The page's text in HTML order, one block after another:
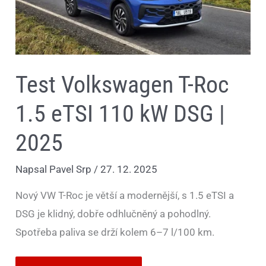
Test Volkswagen T-Roc
1.5 eTSI 110 kW DSG |
2025
Napsal Pavel Srp /27. 12. 2025
Nový VW T-Roc je větší a modernější, s 1.5 eTSI a
DSG je klidný, dobře odhlučněný a pohodlný.
Spotřeba paliva se drží kolem 6–7 l/100 km.
DSG
|
2025